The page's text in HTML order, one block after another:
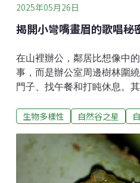
2025年05月26日
揭開小彎嘴畫眉的歌唱秘
在山裡辦公，鄰居比想像中
事，而是辦公室周邊樹林圍
門子、找午餐和打盹休息。
彎嘴畫眉」。牠聲音清亮，
紋衣裳呢！小彎嘴畫眉的羽
點看，可以發現牠的配色其
間、一點一點的縱向紋路；
生物多樣性 自然谷之星